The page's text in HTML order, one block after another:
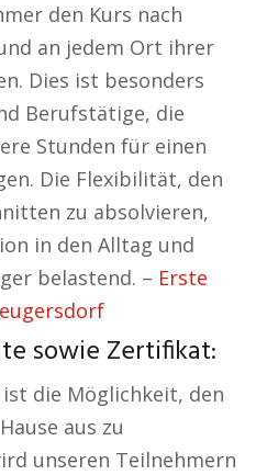
den Kurs nach
an jedem Ort ihrer
Dies ist besonders
Berufstätige, die
Stunden für einen
Die Flexibilität, den
zu absolvieren,
in den Alltag und
belastend. – Erste
sowie Zertifikat:
die Möglichkeit, den
aus zu
unseren Teilnehmern